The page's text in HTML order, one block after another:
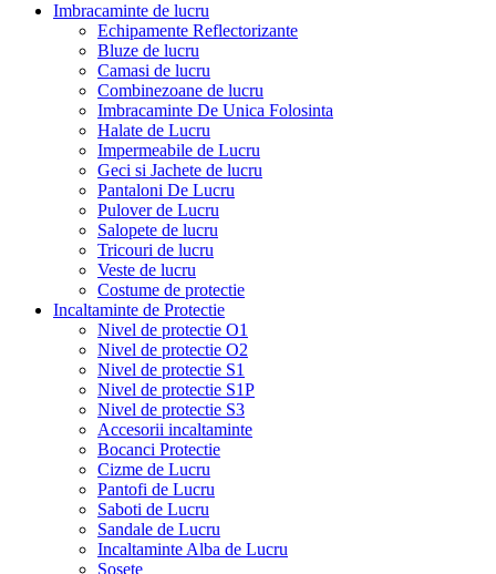
Imbracaminte de lucru
Echipamente Reflectorizante
Bluze de lucru
Camasi de lucru
Combinezoane de lucru
Imbracaminte De Unica Folosinta
Halate de Lucru
Impermeabile de Lucru
Geci si Jachete de lucru
Pantaloni De Lucru
Pulover de Lucru
Salopete de lucru
Tricouri de lucru
Veste de lucru
Costume de protectie
Incaltaminte de Protectie
Nivel de protectie O1
Nivel de protectie O2
Nivel de protectie S1
Nivel de protectie S1P
Nivel de protectie S3
Accesorii incaltaminte
Bocanci Protectie
Cizme de Lucru
Pantofi de Lucru
Saboti de Lucru
Sandale de Lucru
Incaltaminte Alba de Lucru
Sosete